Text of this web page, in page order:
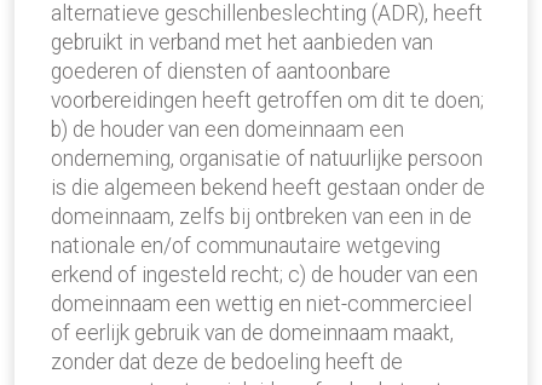
alternatieve geschillenbeslechting (ADR), heeft
gebruikt in verband met het aanbieden van
goederen of diensten of aantoonbare
voorbereidingen heeft getroffen om dit te doen;
b) de houder van een domeinnaam een
onderneming, organisatie of natuurlijke persoon
is die algemeen bekend heeft gestaan onder de
domeinnaam, zelfs bij ontbreken van een in de
nationale en/of communautaire wetgeving
erkend of ingesteld recht; c) de houder van een
domeinnaam een wettig en niet-commercieel
of eerlijk gebruik van de domeinnaam maakt,
zonder dat deze de bedoeling heeft de